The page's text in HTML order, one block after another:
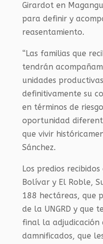
Girardot en
para definir y
reasentamiento.
“Las familias que
tendrán
unidades
definitivamente su
en términos de
oportunidad
que vivir
Sánchez.
Los predios
Bolívar y El Roble,
188 hectáreas, que
de la UNGRD y que
final la adjudicación
damnificados, que